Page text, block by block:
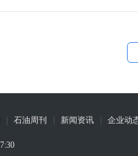
石油周刊 新闻资讯 企业动